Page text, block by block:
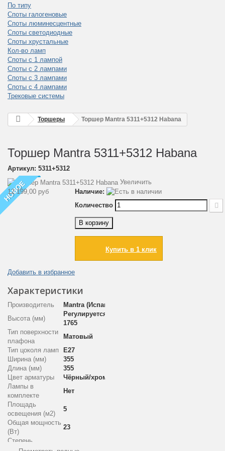
По типу
Споты галогеновые
Споты люминесцентные
Споты светодиодные
Споты хрустальные
Кол-во ламп
Споты с 1 лампой
Споты с 2 лампами
Споты с 3 лампами
Споты с 4 лампами
Трековые системы
Торшеры Торшер Mantra 5311+5312 Habana
Торшер Mantra 5311+5312 Habana
Артикул: 5311+5312
НОВОЕ
Увеличить
12 199,00 руб
Добавить в избранное
Наличие:
Количество
В корзину
Купить в 1 клик
Характеристики
Производитель
Mantra (Испания)
Высота (мм)
Регулируется 1215-
1765
Тип поверхности
плафона
Матовый
Тип цоколя ламп
E27
Ширина (мм)
355
Длина (мм)
355
Цвет арматуры
Чёрный/хром
Лампы в
комплекте
Нет
Площадь
освещения (м2)
5
Общая мощность
(Вт)
23
Степень